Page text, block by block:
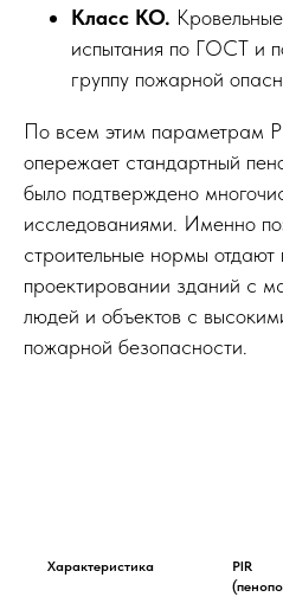
Класс КО.
испытания по ГОСТ и
группу пожарной
По всем этим параметрам
опережает стандартный
было подтверждено
исследованиями. Именно
строительные нормы отдают
проектировании зданий с
людей и объектов с
пожарной безопасности.
Характеристика
PIR